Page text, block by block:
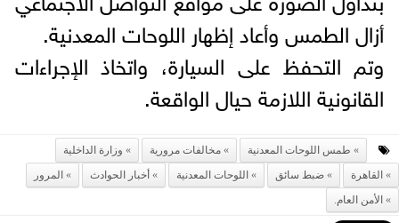
أزال الطمس وأعاد إظهار اللوحات المعدنية.
وتم التحفظ على السيارة، واتخاذ الإجراءات
القانونية اللازمة حيال الواقعة.
طمس اللوحات المعدنية مخالفات مرورية
وزارة الداخلية
القاهرة
ضبط سائق اللوحات المعدنية أخبار الحوادث
المرور
الأمن العام.